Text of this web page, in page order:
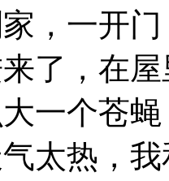
，一开
了，在
一个苍
太热，